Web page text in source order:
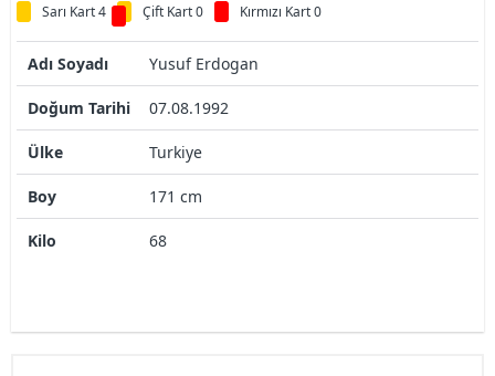
Sarı Kart 4 Çift Kart 0 Kırmızı Kart 0
Adı Soyadı Yusuf Erdogan
Doğum Tarihi 07.08.1992
Ülke Turkiye
Boy 171 cm
Kilo 68